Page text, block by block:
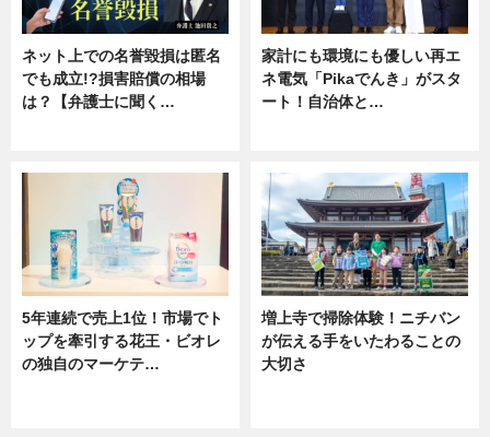
ネット上での名誉毀損は匿名
でも成立!?損害賠償の相場
は？【弁護士に聞く…
家計にも環境にも優しい再エ
ネ電気「Pikaでんき」がスタ
ート！自治体と…
5年連続で売上1位！市場でト
ップを牽引する花王・ビオレ
の独自のマーケテ…
増上寺で掃除体験！ニチバン
が伝える手をいたわることの
大切さ